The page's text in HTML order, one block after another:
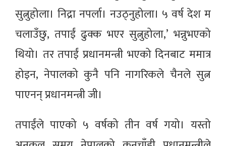
सुत्नुहोला। निद्रा नपर्ला। नउठ्नुहोला। ५ वर्ष देश म
चलाउँछु, तपाईं ढुक्क भएर सुत्नुहोला,’ भन्नुभएको
थियो। तर तपाईं प्रधानमन्त्री भएको दिनबाट ममात्र
होइन, नेपालको कुनै पनि नागरिकले चैनले सुत्न
पाएनन् प्रधानमन्त्री जी।
तपाईंले पाएको ५ वर्षको तीन वर्ष गयो। यस्तो